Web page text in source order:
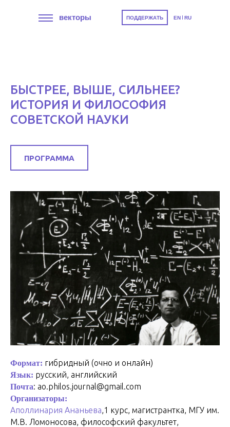
ПОДДЕРЖАТЬ
векторы RU
EN
БЫСТРЕЕ, ВЫШЕ, СИЛЬНЕЕ?
ИСТОРИЯ И ФИЛОСОФИЯ
СОВЕТСКОЙ НАУКИ
ПРОГРАММА
Формат: гибридный (очно и онлайн)
Язык: русский, английский
Почта: ao.philos.journal@gmail.com
Организаторы:
Аполлинария Ананьева,1 курс, магистрантка, МГУ им.
М.В. Ломоносова, философский факультет,